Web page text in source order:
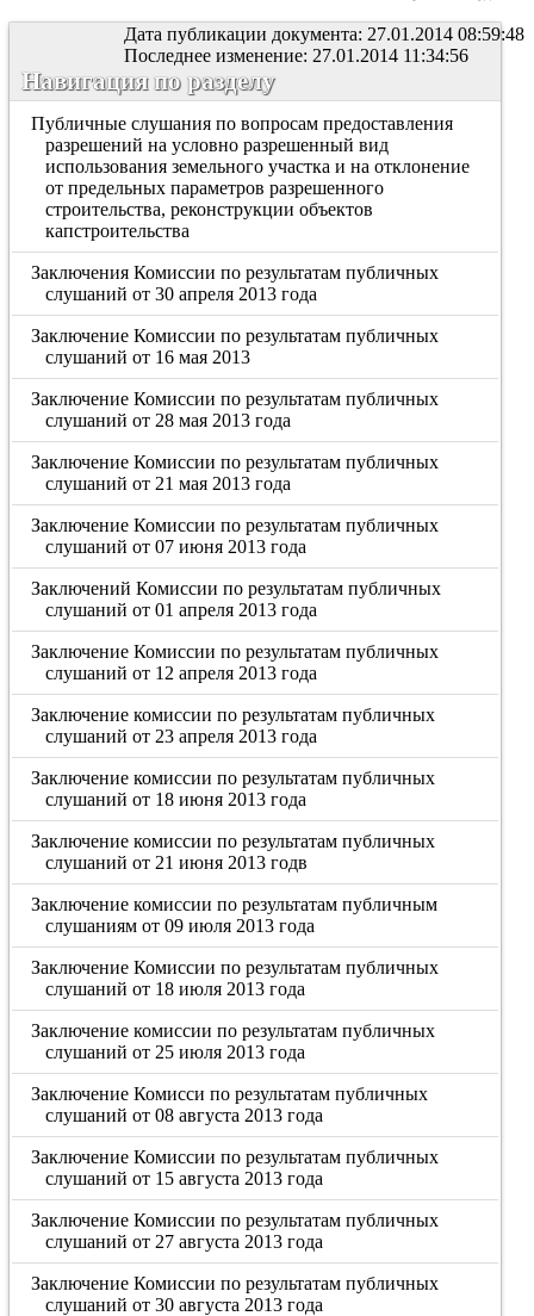
Дата публикации документа: 27.01.2014 08:59:48
Последнее изменение: 27.01.2014 11:34:56
Навигация по разделу
Публичные слушания по вопросам предоставления
разрешений на условно разрешенный вид
использования земельного участка и на отклонение
от предельных параметров разрешенного
строительства, реконструкции объектов
капстроительства
Заключения Комиссии по результатам публичных
слушаний от 30 апреля 2013 года
Заключение Комиссии по результатам публичных
слушаний от 16 мая 2013
Заключение Комиссии по результатам публичных
слушаний от 28 мая 2013 года
Заключение Комиссии по результатам публичных
слушаний от 21 мая 2013 года
Заключение Комиссии по результатам публичных
слушаний от 07 июня 2013 года
Заключений Комиссии по результатам публичных
слушаний от 01 апреля 2013 года
Заключение Комиссии по результатам публичных
слушаний от 12 апреля 2013 года
Заключение комиссии по результатам публичных
слушаний от 23 апреля 2013 года
Заключение комиссии по результатам публичных
слушаний от 18 июня 2013 года
Заключение комиссии по результатам публичных
слушаний от 21 июня 2013 годв
Заключение комиссии по результатам публичным
слушаниям от 09 июля 2013 года
Заключение Комиссии по результатам публичных
слушаний от 18 июля 2013 года
Заключение комиссии по результатам публичных
слушаний от 25 июля 2013 года
Заключение Комисси по результатам публичных
слушаний от 08 августа 2013 года
Заключение Комиссии по результатам публичных
слушаний от 15 августа 2013 года
Заключение Комиссии по результатам публичных
слушаний от 27 августа 2013 года
Заключение Комиссии по результатам публичных
слушаний от 30 августа 2013 года